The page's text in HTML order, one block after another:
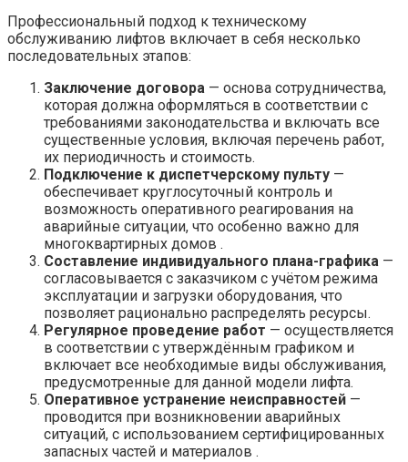
Профессиональный подход к техническому
обслуживанию лифтов включает в себя несколько
последовательных этапов:
Заключение договора — основа сотрудничества,
которая должна оформляться в соответствии с
требованиями законодательства и включать все
существенные условия, включая перечень работ,
их периодичность и стоимость.
Подключение к диспетчерскому пульту —
обеспечивает круглосуточный контроль и
возможность оперативного реагирования на
аварийные ситуации, что особенно важно для
многоквартирных домов .
Составление индивидуального плана-графика —
согласовывается с заказчиком с учётом режима
эксплуатации и загрузки оборудования, что
позволяет рационально распределять ресурсы.
Регулярное проведение работ — осуществляется
в соответствии с утверждённым графиком и
включает все необходимые виды обслуживания,
предусмотренные для данной модели лифта.
Оперативное устранение неисправностей —
проводится при возникновении аварийных
ситуаций, с использованием сертифицированных
запасных частей и материалов .